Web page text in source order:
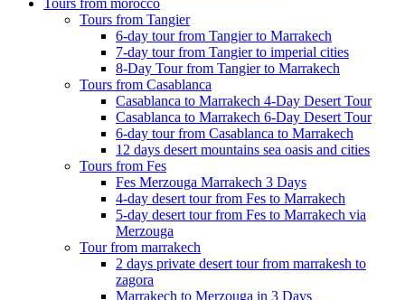
Tours from morocco
Tours from Tangier
6-day tour from Tangier to Marrakech
7-day tour from Tangier to imperial cities
8-Day Tour from Tangier to Marrakech
Tours from Casablanca
Casablanca to Marrakech 4-Day Desert Tour
Casablanca to Marrakech 6-Day Desert Tour
6-day tour from Casablanca to Marrakech
12 days desert mountains sea oasis and cities
Tours from Fes
Fes Merzouga Marrakech 3 Days
4-day desert tour from Fes to Marrakech
5-day desert tour from Fes to Marrakech via
Merzouga
Tour from marrakech
2 days private desert tour from marrakesh to
zagora
Marrakech to Merzouga in 3 Days